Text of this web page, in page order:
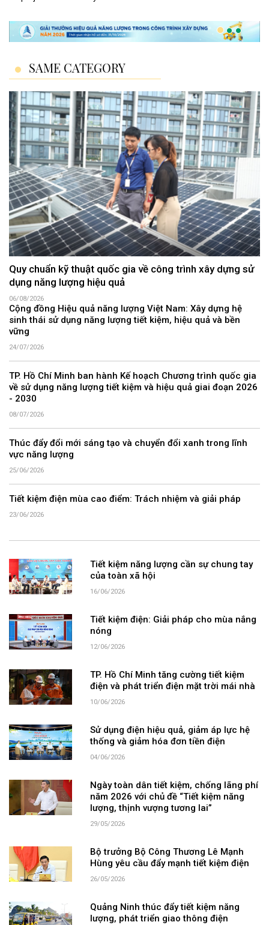
SAME CATEGORY
Quy chuẩn kỹ thuật quốc gia về công trình xây dựng sử
dụng năng lượng hiệu quả
06/08/2026
Cộng đồng Hiệu quả năng lượng Việt Nam: Xây dựng hệ
sinh thái sử dụng năng lượng tiết kiệm, hiệu quả và bền
vững
24/07/2026
TP. Hồ Chí Minh ban hành Kế hoạch Chương trình quốc gia
về sử dụng năng lượng tiết kiệm và hiệu quả giai đoạn 2026
- 2030
08/07/2026
Thúc đẩy đổi mới sáng tạo và chuyển đổi xanh trong lĩnh
vực năng lượng
25/06/2026
Tiết kiệm điện mùa cao điểm: Trách nhiệm và giải pháp
23/06/2026
Tiết kiệm năng lượng cần sự chung tay
của toàn xã hội
16/06/2026
Tiết kiệm điện: Giải pháp cho mùa nắng
nóng
12/06/2026
TP. Hồ Chí Minh tăng cường tiết kiệm
điện và phát triển điện mặt trời mái nhà
10/06/2026
Sử dụng điện hiệu quả, giảm áp lực hệ
thống và giảm hóa đơn tiền điện
04/06/2026
Ngày toàn dân tiết kiệm, chống lãng phí
năm 2026 với chủ đề “Tiết kiệm năng
lượng, thịnh vượng tương lai”
29/05/2026
Bộ trưởng Bộ Công Thương Lê Mạnh
Hùng yêu cầu đẩy mạnh tiết kiệm điện
26/05/2026
Quảng Ninh thúc đẩy tiết kiệm năng
lượng, phát triển giao thông điện